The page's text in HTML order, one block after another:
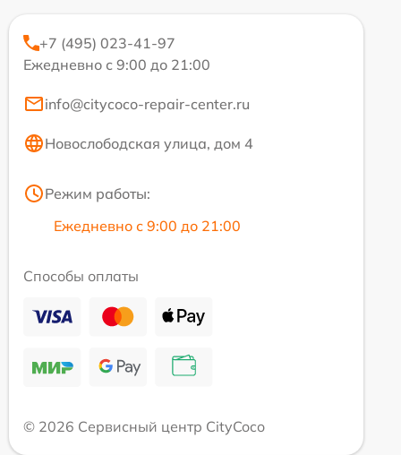
+7 (495) 023-41-97
Ежедневно с 9:00 до 21:00
info@citycoco-repair-center.ru
Новослободская улица, дом 4
Режим работы:
Ежедневно с 9:00 до 21:00
Способы оплаты
© 2026 Сервисный центр CityCoco